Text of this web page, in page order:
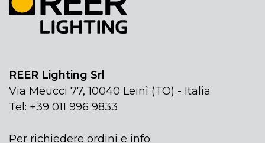
REER Lighting Srl
Via Meucci 77, 10040 Leinì (TO) - Italia
Tel: +39 011 996 9833
Per richiedere ordini e info: